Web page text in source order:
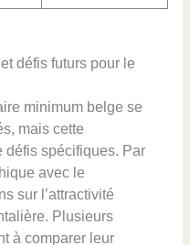
défis futurs pour le
minimum belge se
mais cette
défis spécifiques. Par
avec le
sur l’attractivité
Plusieurs
à comparer leur